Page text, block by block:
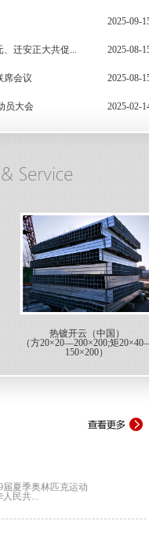
2025-09-
、迁安正大共促... 2025-08-
席会议 2025-08-
员大会 2025-02-
热镀开云（中国）
（方20×20—200×200;矩
150×200）
届夏季奥林匹克运动
人民共...